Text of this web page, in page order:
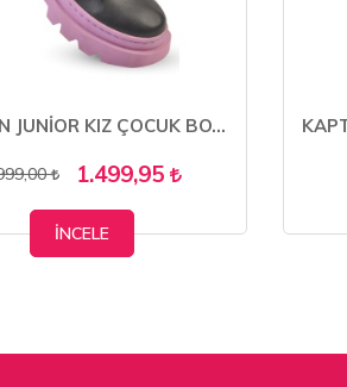
KAPTAN JUNİOR KIZ ÇOCUK BOTU FOYK 404
1.499,95
İNCELE